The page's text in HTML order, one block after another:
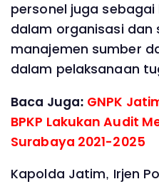
personel juga
dalam organisasi dan
manajemen sumber
dalam pelaksanaan
Baca Juga: GNPK
BPKP Lakukan Audit
Surabaya 2021-2025
Kapolda Jatim, Irjen